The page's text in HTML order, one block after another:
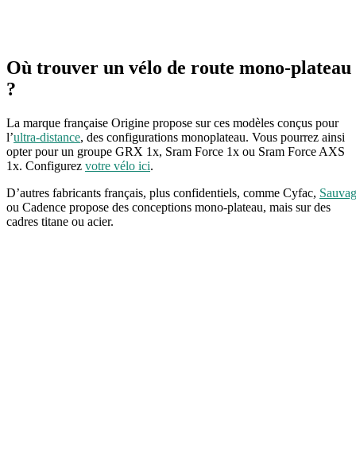
Où trouver un vélo de route mono-plateau
?
La marque française Origine propose sur ces modèles conçus pour
l’ultra-distance, des configurations monoplateau. Vous pourrez ainsi
opter pour un groupe GRX 1x, Sram Force 1x ou Sram Force AXS
1x. Configurez votre vélo ici.
D’autres fabricants français, plus confidentiels, comme Cyfac,
ou Cadence propose des conceptions mono-plateau, mais sur des
cadres titane ou acier.